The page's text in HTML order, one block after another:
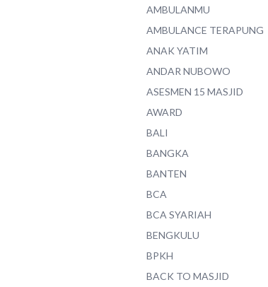
AMBULANMU
AMBULANCE TERAPUNG
ANAK YATIM
ANDAR NUBOWO
ASESMEN 15 MASJID
AWARD
BALI
BANGKA
BANTEN
BCA
BCA SYARIAH
BENGKULU
BPKH
BACK TO MASJID